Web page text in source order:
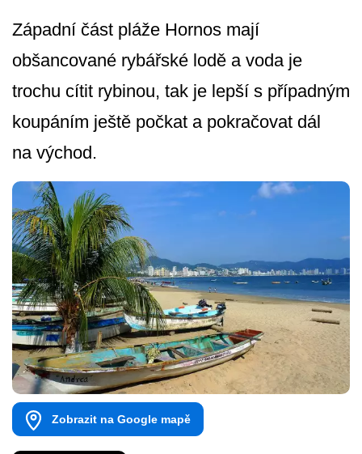
Západní část pláže Hornos mají
obšancované rybářské lodě a voda je
trochu cítit rybinou, tak je lepší s případným
koupáním ještě počkat a pokračovat dál
na východ.
Zobrazit na Google mapě